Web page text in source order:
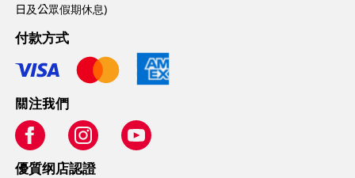
日及公眾假期休息)
付款方式
關注我們
優質纲店認證